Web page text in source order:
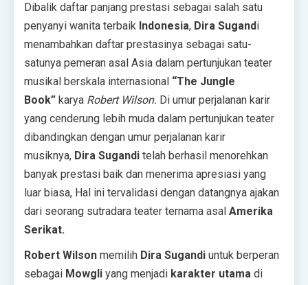
Dibalik daftar panjang prestasi sebagai salah satu
penyanyi wanita terbaik Indonesia, Dira Sugandi
menambahkan daftar prestasinya sebagai satu-
satunya pemeran asal Asia dalam pertunjukan teater
musikal berskala internasional “The Jungle
Book” karya Robert Wilson. Di umur perjalanan karir
yang cenderung lebih muda dalam pertunjukan teater
dibandingkan dengan umur perjalanan karir
musiknya, Dira Sugandi telah berhasil menorehkan
banyak prestasi baik dan menerima apresiasi yang
luar biasa, Hal ini tervalidasi dengan datangnya ajakan
dari seorang sutradara teater ternama asal Amerika
Serikat.
Robert Wilson memilih Dira Sugandi untuk berperan
sebagai Mowgli yang menjadi karakter utama di